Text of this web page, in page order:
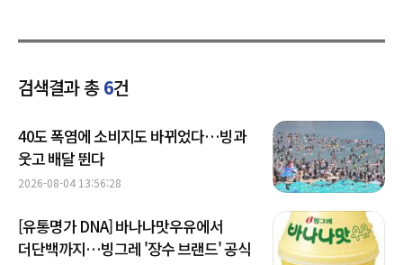
검색결과 총6건
40도 폭염에 소비지도 바뀌었다…빙과
웃고 배달 뛴다
2026-08-04 13:56:28
[유통명가 DNA] 바나나맛우유에서
더단백까지…빙그레 '장수 브랜드' 공식